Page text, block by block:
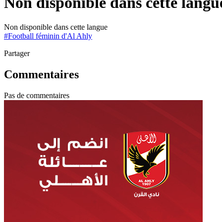
Non disponible dans cette langue
#Football féminin d'Al Ahly
Partager
Commentaires
Pas de commentaires